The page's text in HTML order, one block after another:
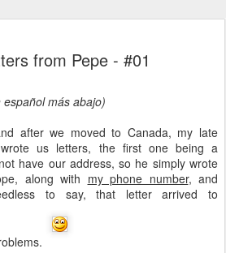
from Pepe - #01
español más abajo)
after we moved to Canada, my late
wrote us letters, the first one being a
have our address, so he simply wrote
along with my phone number, and
to say, that letter arrived to